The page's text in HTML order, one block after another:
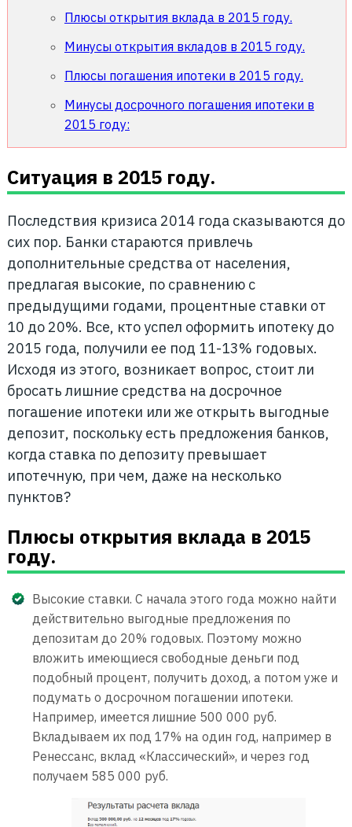
Плюсы открытия вклада в 2015 году.
Минусы открытия вкладов в 2015 году.
Плюсы погашения ипотеки в 2015 году.
Минусы досрочного погашения ипотеки в
2015 году:
Ситуация в 2015 году.
Последствия кризиса 2014 года сказываются до
сих пор. Банки стараются привлечь
дополнительные средства от населения,
предлагая высокие, по сравнению с
предыдущими годами, процентные ставки от
10 до 20%. Все, кто успел оформить ипотеку до
2015 года, получили ее под 11-13% годовых.
Исходя из этого, возникает вопрос, стоит ли
бросать лишние средства на досрочное
погашение ипотеки или же открыть выгодные
депозит, поскольку есть предложения банков,
когда ставка по депозиту превышает
ипотечную, при чем, даже на несколько
пунктов?
Плюсы открытия вклада в 2015
году.
Высокие ставки. С начала этого года можно найти
действительно выгодные предложения по
депозитам до 20% годовых. Поэтому можно
вложить имеющиеся свободные деньги под
подобный процент, получить доход, а потом уже и
подумать о досрочном погашении ипотеки.
Например, имеется лишние 500 000 руб.
Вкладываем их под 17% на один год, например в
Ренессанс, вклад «Классический», и через год
получаем 585 000 руб.